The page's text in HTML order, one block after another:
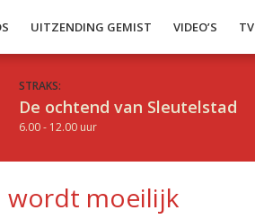
UITZENDING GEMIST VIDEO’S TV
STRAKS:
De ochtend van Sleutelstad
6.00 - 12.00 uur
wordt moeilijk